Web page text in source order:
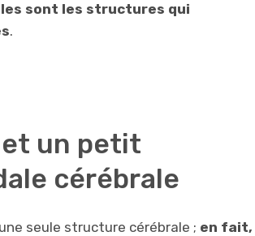
sont les structures qui
.
et un petit
cérébrale
seule structure cérébrale ; en fait,